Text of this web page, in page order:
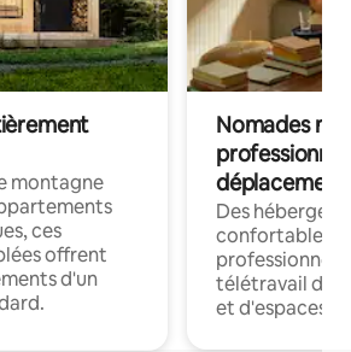
montagne
ces
offrent
d'un
Nomades
déplacement
Des
confortables
professionnels
télétravail
et d'espaces